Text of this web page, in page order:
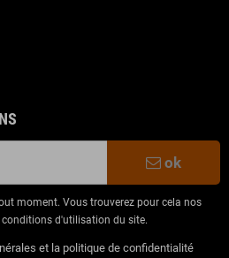
ok
moment. Vous trouverez pour cela nos
d'utilisation du site.
et la politique de confidentialité